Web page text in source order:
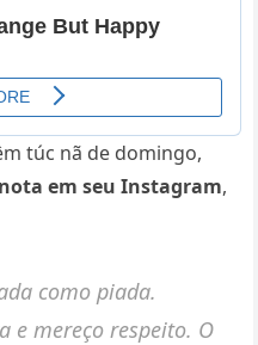
túc nã de domingo,
em seu Instagram,
como piada.
e mereço respeito. O